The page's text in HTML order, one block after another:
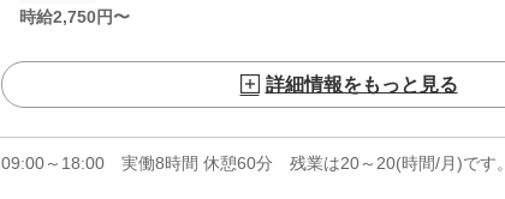
時給2,750円〜
詳細情報をもっと見る
09:00～18:00 実働8時間 休憩60分 残業は20～20(時間/月)です。